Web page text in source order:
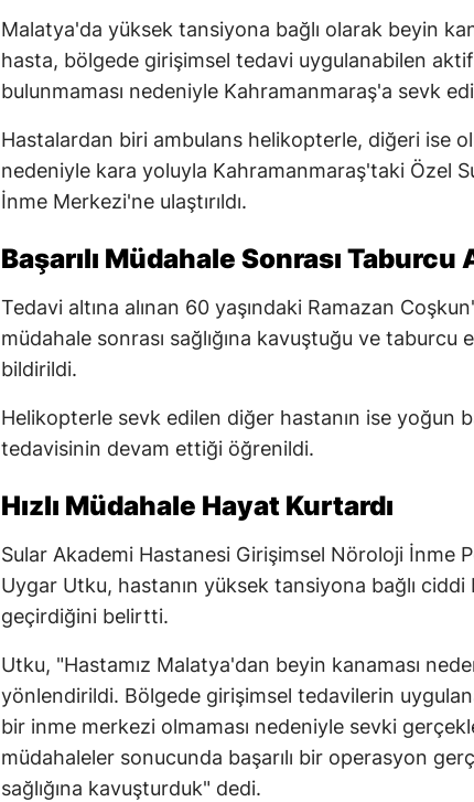
Malatya'da yüksek tansiyona bağlı olarak beyin
hasta, bölgede girişimsel tedavi uygulanabilen
bulunmaması nedeniyle Kahramanmaraş'a sevk
Hastalardan biri ambulans helikopterle, diğeri ise
nedeniyle kara yoluyla Kahramanmaraş'taki Özel
İnme Merkezi'ne ulaştırıldı.
Başarılı Müdahale Sonrası Taburcu
Tedavi altına alınan 60 yaşındaki Ramazan
müdahale sonrası sağlığına kavuştuğu ve taburcu
bildirildi.
Helikopterle sevk edilen diğer hastanın ise yoğun
tedavisinin devam ettiği öğrenildi.
Hızlı Müdahale Hayat Kurtardı
Sular Akademi Hastanesi Girişimsel Nöroloji İnme
Uygar Utku, hastanın yüksek tansiyona bağlı ciddi
geçirdiğini belirtti.
Utku, "Hastamız Malatya'dan beyin kanaması
yönlendirildi. Bölgede girişimsel tedavilerin
bir inme merkezi olmaması nedeniyle sevki
müdahaleler sonucunda başarılı bir operasyon
sağlığına kavuşturduk" dedi.